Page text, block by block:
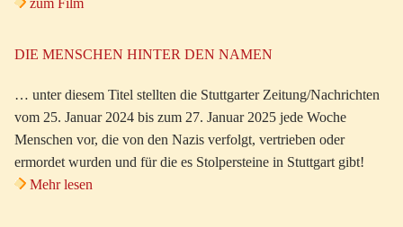
zum Film
DIE MENSCHEN HINTER DEN NAMEN
… unter diesem Titel stellten die Stuttgarter Zeitung/Nachrichten
vom 25. Januar 2024 bis zum 27. Januar 2025 jede Woche
Menschen vor, die von den Nazis verfolgt, vertrieben oder
ermordet wurden und für die es Stolpersteine in Stuttgart gibt!
Mehr lesen